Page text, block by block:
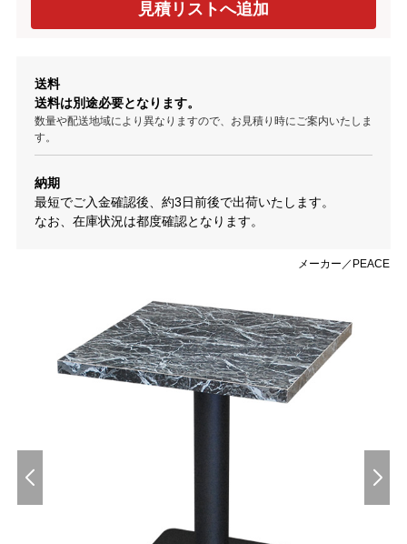
メーカー／PEACE
送料
送料は別途必要となります。
数量や配送地域により異なりますので、お見積り時にご案内いたしま
す。
納期
最短でご入金確認後、約3日前後で出荷いたします。
なお、在庫状況は都度確認となります。